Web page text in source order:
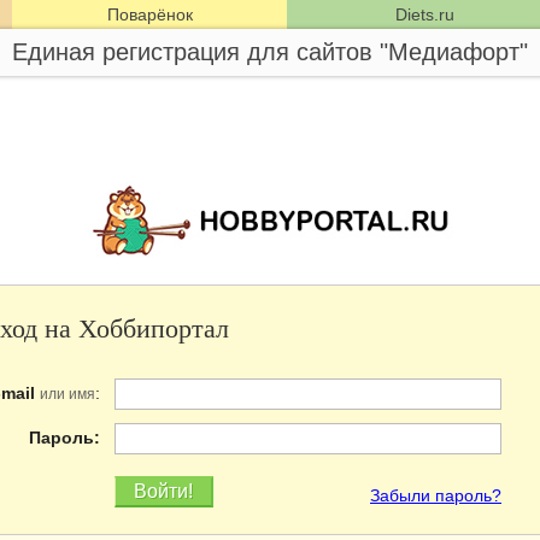
Поварёнок Diets.ru
Единая регистрация для сайтов "Медиафорт"
на Хоббипортал
или имя:
Пароль:
Забыли пароль?